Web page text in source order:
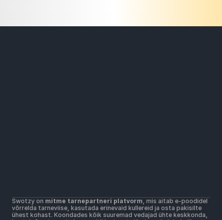
Privaatsuspoliitika
Küpsiste kasutamise põhimõtted
Swotzy on mitme tarnepartneri platvorm, mis aitab e-poodidel
võrrelda tarneviise, kasutada erinevaid kullereid ja osta pakisilte
ühest kohast. Koondades kõik suuremad vedajad ühte keskkonda,